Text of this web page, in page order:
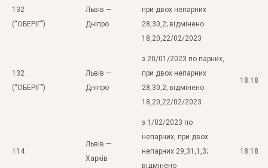
132
(“ОБЕРІГ”)
Львів —
Дніпро
при двох непарних
28,30,2; відмінено
18,20,22/02/2023
132
(“ОБЕРІГ”)
Львів —
Дніпро
з 20/01/2023 по парних,
при двох непарних
28,30,2; відмінено
18,20,22/02/2023
18:18
114
Львів —
Харків
з 1/02/2023 по
непарних, при двох
непарних 29,31,1,3;
відмінено
18:18